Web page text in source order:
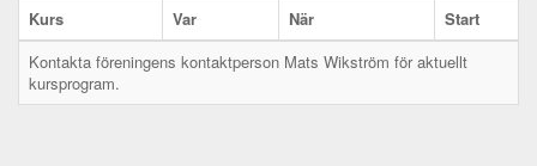
Kurs Var När
Start
Kontakta föreningens kontaktperson Mats Wikström för aktuellt
kursprogram.